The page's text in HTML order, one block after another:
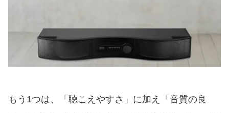
もう1つは、「聴こえやすさ」に加え「音質の良